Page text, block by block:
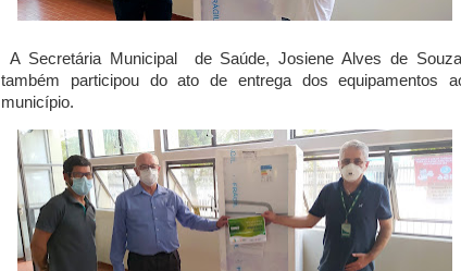
A Secretária Municipal de Saúde, Josiene Alves de
também participou do ato de entrega dos equipamentos
município.